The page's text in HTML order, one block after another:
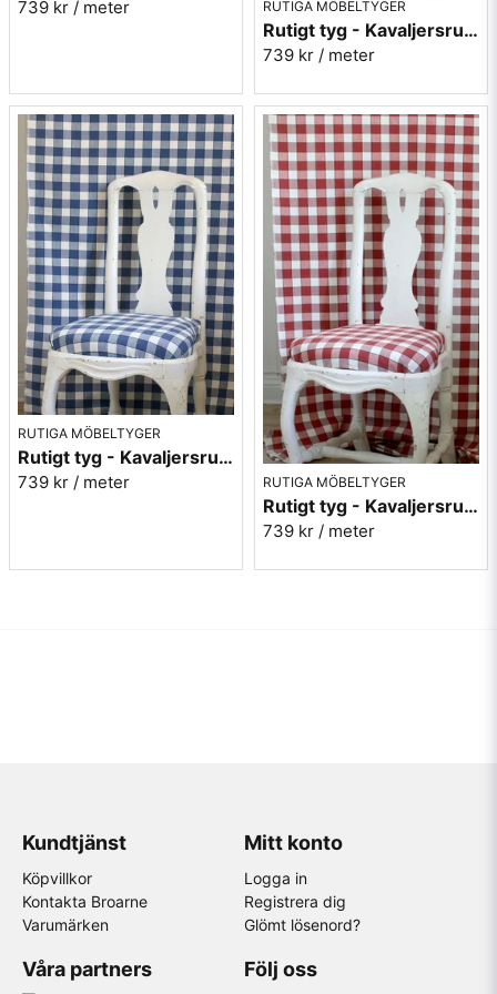
739 kr / meter RUTIGA MÖBELTYGER
Rutigt tyg - Kavaljersruta 1020-02 blå-grön
739 kr / meter
RUTIGA MÖBELTYGER
Rutigt tyg - Kavaljersruta 1020-12 blå
739 kr / meter RUTIGA MÖBELTYGER
Rutigt tyg - Kavaljersruta 1020-13 röd
739 kr / meter
Kundtjänst
Köpvillkor
Kontakta Broarne
Varumärken
Mitt konto
Logga in
Registrera dig
Glömt lösenord?
Våra partners Följ oss